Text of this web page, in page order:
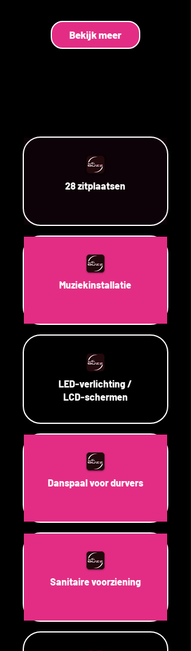
Bekijk meer
28 zitplaatsen
Muziekinstallatie
LED-verlichting /
LCD-schermen
Danspaal voor durvers
Sanitaire voorziening